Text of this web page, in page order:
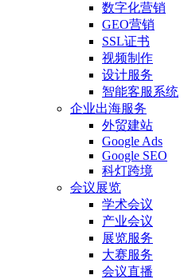
数字化营销
GEO营销
SSL证书
视频制作
设计服务
智能客服系统
企业出海服务
外贸建站
Google Ads
Google SEO
科灯跨境
会议展览
学术会议
产业会议
展览服务
大赛服务
会议直播